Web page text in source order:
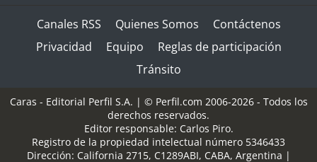
Canales RSS Quienes Somos
Contáctenos
Privacidad
Equipo
Reglas de participación
Tránsito
Caras - Editorial Perfil S.A. | © Perfil.com 2006-2026 - Todos los
derechos reservados.
Editor responsable: Carlos Piro.
Registro de la propiedad intelectual número 5346433
Dirección: California 2715, C1289ABI, CABA, Argentina |